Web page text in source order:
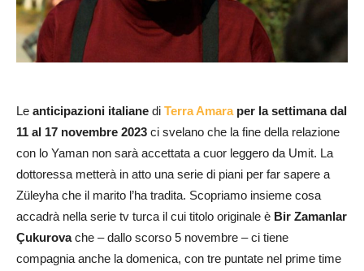
Le anticipazioni italiane di Terra Amaraper la settimana dal
11 al 17 novembre 2023 ci svelano che la fine della relazione
con lo Yaman non sarà accettata a cuor leggero da Umit. La
dottoressa metterà in atto una serie di piani per far sapere a
Züleyha che il marito l’ha tradita. Scopriamo insieme cosa
accadrà nella serie tv turca il cui titolo originale è Bir Zamanlar
Çukurovache – dallo scorso 5 novembre – ci tiene
compagnia anche la domenica, con tre puntate nel prime time